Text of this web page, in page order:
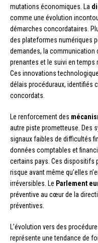
mutations économiques. La
comme une évolution
démarches concordataires.
des plateformes numériques
demandes, la communication
prenantes et le suivi en temps
Ces innovations
délais procéduraux, identifiés
concordats.
Le renforcement des
autre piste prometteuse. Des
signaux faibles de difficultés
données comptables et
certains pays. Ces dispositifs
risque avant même qu’elles
irréversibles. Le Parlement
préventive au cœur de la
préventives.
L’évolution vers des
représente une tendance de